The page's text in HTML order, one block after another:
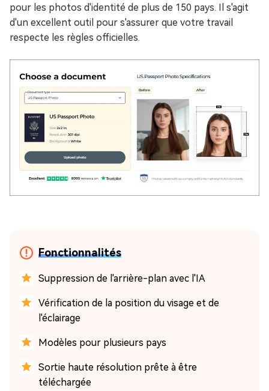
pour les photos d'identité de plus de 150 pays. Il s'agit
d'un excellent outil pour s'assurer que votre travail
respecte les règles officielles.
Fonctionnalités
Suppression de l'arrière-plan avec l'IA
Vérification de la position du visage et de
l'éclairage
Modèles pour plusieurs pays
Sortie haute résolution prête à être
téléchargée